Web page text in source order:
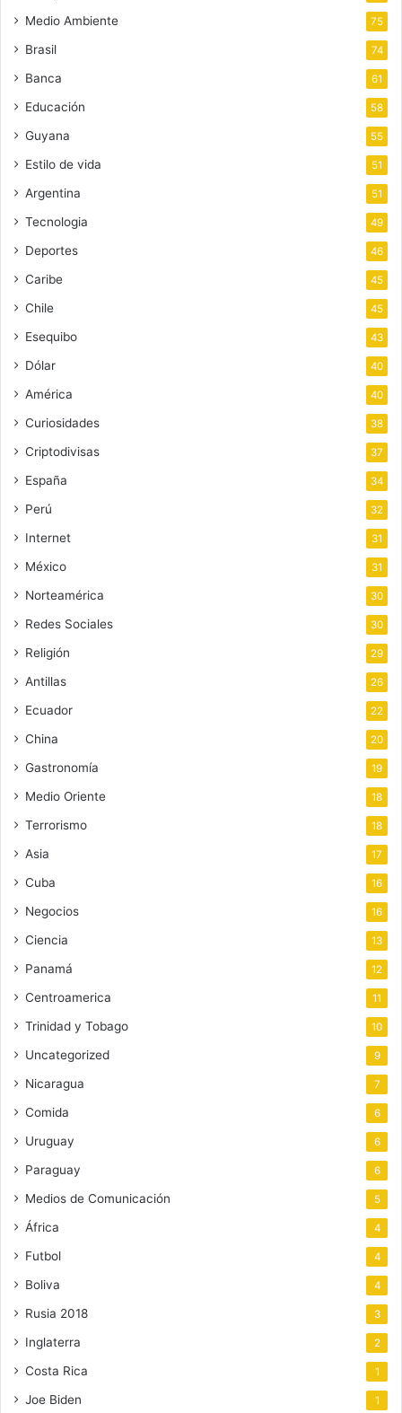
Medio Ambiente 75
Brasil 74
Banca 61
Educación 58
Guyana 55
Estilo de vida 51
Argentina 51
Tecnologia 49
Deportes 46
Caribe 45
Chile 45
Esequibo 43
Dólar 40
América 40
Curiosidades 38
Criptodivisas 37
España 34
Perú 32
Internet 31
México 31
Norteamérica 30
Redes Sociales 30
Religión 29
Antillas 26
Ecuador 22
China 20
Gastronomía 19
Medio Oriente 18
Terrorismo 18
Asia 17
Cuba 16
Negocios 16
Ciencia 13
Panamá 12
Centroamerica 11
Trinidad y Tobago 10
Uncategorized 9
Nicaragua 7
Comida 6
Uruguay 6
Paraguay 6
Medios de Comunicación 5
África 4
Futbol 4
Boliva 4
Rusia 2018 3
Inglaterra 2
Costa Rica 1
Joe Biden 1